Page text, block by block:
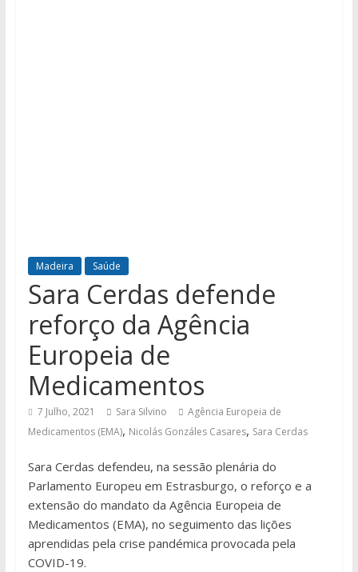
Madeira Saúde
Sara Cerdas defende
reforço da Agência
Europeia de
Medicamentos
7 Julho, 2021 Sara Silvino
Agência Europeia de
Medicamentos (EMA), Nicolás Gonzáles Casares, Sara Cerdas
Sara Cerdas defendeu, na sessão plenária do
Parlamento Europeu em Estrasburgo, o reforço e a
extensão do mandato da Agência Europeia de
Medicamentos (EMA), no seguimento das lições
aprendidas pela crise pandémica provocada pela
COVID-19.